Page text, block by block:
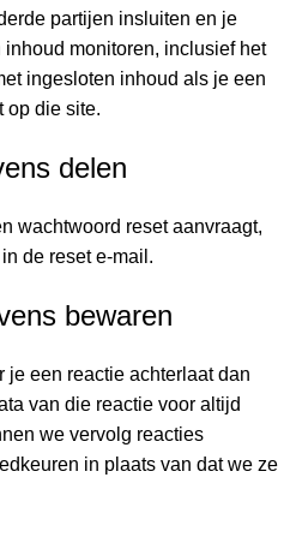
partijen insluiten en je
monitoren, inclusief het
ingesloten inhoud als je een
op die site.
delen
wachtwoord reset aanvraagt,
de reset e-mail.
bewaren
je een reactie achterlaat dan
van die reactie voor altijd
we vervolg reacties
in plaats van dat we ze